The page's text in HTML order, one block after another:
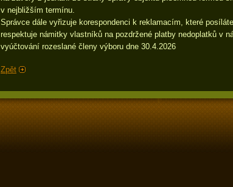
v nejbližším termínu.
Správce dále vyřizuje korespondenci k reklamacím, které
respektuje námitky vlastníků na pozdržené platby nedoplatků v
vyúčtování rozeslané členy výboru dne 30.4.2026
Zpět